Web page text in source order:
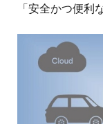
「安全かつ便利